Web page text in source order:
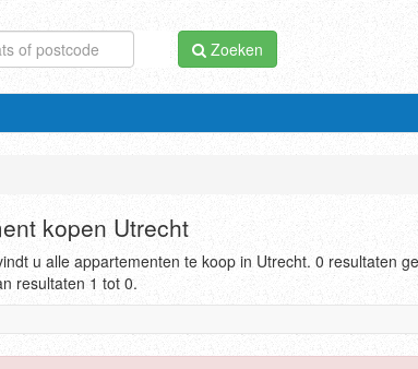
Zoeken
kopen Utrecht
u alle appartementen te koop in Utrecht. 0 resultaten
resultaten 1 tot 0.